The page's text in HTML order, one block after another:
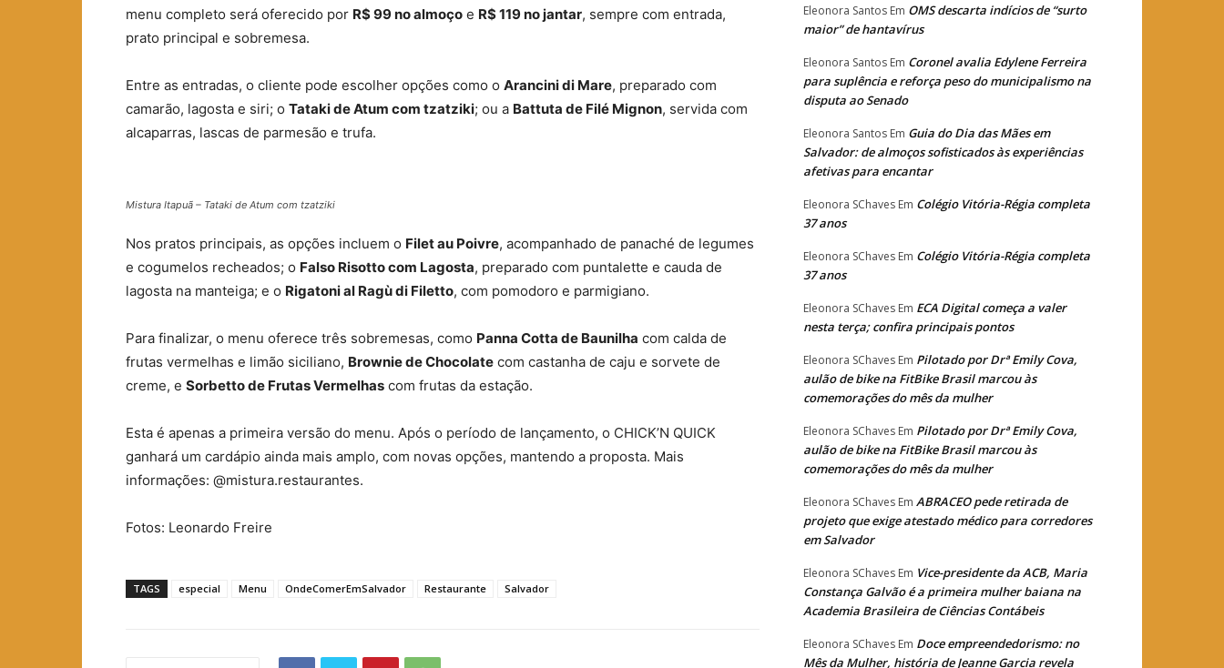
menu completo será oferecido por R$ 99 no almoço e R$ 119 no jantar, sempre com entrada,
prato principal e sobremesa.
Entre as entradas, o cliente pode escolher opções como o Arancini di Mare, preparado com
camarão, lagosta e siri; o Tataki de Atum com tzatziki; ou a Battuta de Filé Mignon, servida com
alcaparras, lascas de parmesão e trufa.
Mistura Itapuã – Tataki de Atum com tzatziki
Nos pratos principais, as opções incluem o Filet au Poivre, acompanhado de panaché de legumes
e cogumelos recheados; o Falso Risotto com Lagosta, preparado com puntalette e cauda de
lagosta na manteiga; e o Rigatoni al Ragù di Filetto, com pomodoro e parmigiano.
Para finalizar, o menu oferece três sobremesas, como Panna Cotta de Baunilha com calda de
frutas vermelhas e limão siciliano, Brownie de Chocolate com castanha de caju e sorvete de
creme, e Sorbetto de Frutas Vermelhas com frutas da estação.
Esta é apenas a primeira versão do menu. Após o período de lançamento, o CHICK’N QUICK
ganhará um cardápio ainda mais amplo, com novas opções, mantendo a proposta. Mais
informações: @mistura.restaurantes.
Fotos: Leonardo Freire
TAGS especial Menu OndeComerEmSalvador Restaurante Salvador
Eleonora Santos Em OMS descarta indícios de “surto
maior” de hantavírus
Eleonora Santos Em Coronel avalia Edylene Ferreira
para suplência e reforça peso do municipalismo na
disputa ao Senado
Eleonora Santos Em Guia do Dia das Mães em
Salvador: de almoços sofisticados às experiências
afetivas para encantar
Eleonora SChaves Em Colégio Vitória-Régia completa
37 anos
Eleonora SChaves Em Colégio Vitória-Régia completa
37 anos
Eleonora SChaves Em ECA Digital começa a valer
nesta terça; confira principais pontos
Eleonora SChaves Em Pilotado por Drª Emily Cova,
aulão de bike na FitBike Brasil marcou às
comemorações do mês da mulher
Eleonora SChaves Em Pilotado por Drª Emily Cova,
aulão de bike na FitBike Brasil marcou às
comemorações do mês da mulher
Eleonora SChaves Em ABRACEO pede retirada de
projeto que exige atestado médico para corredores
em Salvador
Eleonora SChaves Em Vice-presidente da ACB, Maria
Constança Galvão é a primeira mulher baiana na
Academia Brasileira de Ciências Contábeis
Eleonora SChaves Em Doce empreendedorismo: no
Mês da Mulher, história de Jeanne Garcia revela